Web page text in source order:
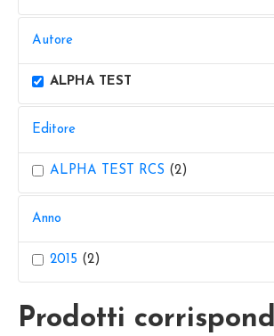
Autore
ALPHA TEST
Editore
ALPHA TEST RCS (2)
Anno
2015 (2)
Prodotti